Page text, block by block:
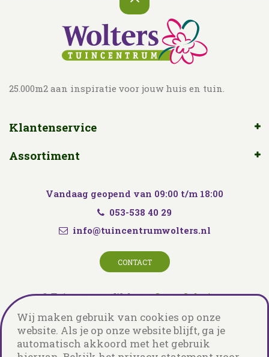
25.000m2 aan inspiratie voor jouw huis en tuin.
Klantenservice
Assortiment
Vandaag geopend van 09:00 t/m 18:00
053-538 40 29
info@tuincentrumwolters.nl
CONTACT
© Tuincentrum Wolters Green Solutions
Wij maken gebruik van cookies op onze
website. Als je op onze website blijft, ga je
automatisch akkoord met het gebruik